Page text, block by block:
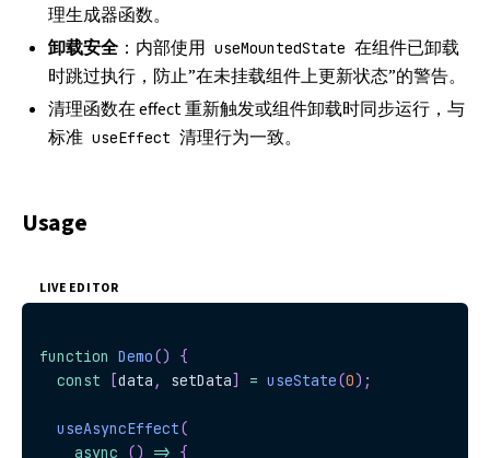
理生成器函数。
卸载安全 ：内部使用 useMountedState 在组件已卸载
时跳过执行，防止”在未挂载组件上更新状态”的警告。
清理函数在 effect 重新触发或组件卸载时同步运行，与
标准 useEffect 清理行为一致。
Usage
LIVE EDITOR
function Demo()
{
const
[data , setData] = useState(0) ;
useAsyncEffect(
async
() => {